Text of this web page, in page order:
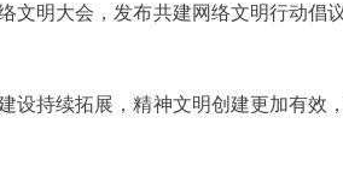
文明大会，发布共建网络文明行动倡
设持续拓展，精神文明创建更加有效